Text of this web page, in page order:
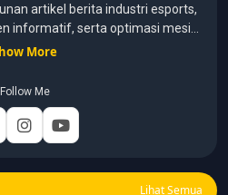
artikel berita industri esports,
informatif, serta optimasi mesin
media digital. Lulusan Universitas
etika media, verifikasi informasi,
profesional. Berfokus pada
yang mengutamakan akurasi,
Memastikan artikel
guna menyajikan liputan
More
Follow Me
Lihat Semua